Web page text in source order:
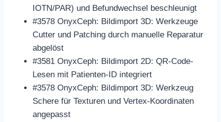
IOTN/PAR) und Befundwechsel beschleunigt
#3578 OnyxCeph: Bildimport 3D: Werkzeuge
Cutter und Patching durch manuelle Reparatur
abgelöst
#3581 OnyxCeph: Bildimport 2D: QR-Code-
Lesen mit Patienten-ID integriert
#3578 OnyxCeph: Bildimport 3D: Werkzeug
Schere für Texturen und Vertex-Koordinaten
angepasst